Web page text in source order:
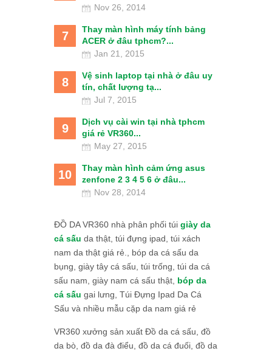
Nov 26, 2014
7
Thay màn hình máy tính bảng
ACER ở đâu tphcm?...
Jan 21, 2015
8
Vệ sinh laptop tại nhà ở đâu uy
tín, chất lượng tạ...
Jul 7, 2015
9
Dịch vụ cài win tại nhà tphcm
giá rẻ VR360...
May 27, 2015
10
Thay màn hình cảm ứng asus
zenfone 2 3 4 5 6 ở đâu...
Nov 28, 2014
ĐỒ DA VR360 nhà phân phối túi giày da
cá sấu da thật, túi đựng ipad, túi xách
nam da thật giá rẻ., bóp da cá sấu da
bụng, giày tây cá sấu, túi trống, túi da cá
sấu nam, giày nam cá sấu thật, bóp da
cá sấu gai lưng, Túi Đựng Ipad Da Cá
Sấu và nhiều mẫu cặp da nam giá rẻ
VR360 xưởng sản xuất Đồ da cá sấu, đồ
da bò, đồ da đà điểu, đồ da cá đuối, đồ da